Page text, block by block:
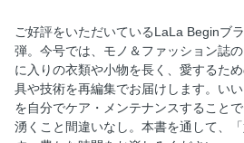
【03】洗濯表示が示す意味を理解
【04】急がば回れな洗濯の下準備
【05】洗濯マスターになる
【07】柔軟剤を使いこなせる
【08】柔軟剤は「自然香」で選ぶ
ご好評をいただいているLaLa Beginブ
弾。今号では、モノ＆ファッション誌
に入りの衣類や小物を長く、愛するた
具や技術を再編集でお届けします。い
を自分でケア・メンテナンスすること
湧くこと間違いなし。本書を通して、